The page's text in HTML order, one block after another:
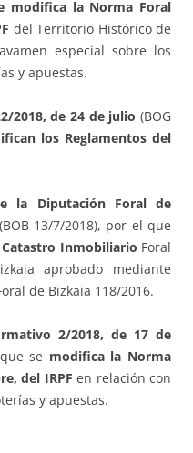
modifica la Norma Foral
del Territorio Histórico de
especial sobre los
y apuestas.
2018, de 24 de julio (BOG
los Reglamentos del
la Diputación Foral de
(BOB 13/7/2018), por el que
Inmobiliario Foral
aprobado mediante
de Bizkaia 118/2016.
2/2018, de 17 de
se modifica la Norma
del IRPF en relación con
y apuestas.